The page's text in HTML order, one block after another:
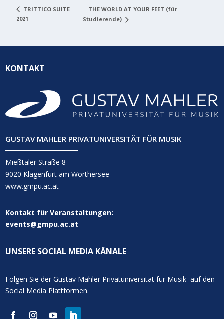
TRITTICO SUITE
2021
THE WORLD AT YOUR FEET (für
Studierende)
KONTAKT
GUSTAV MAHLER PRIVATUNIVERSITÄT FÜR MUSIK
Mießtaler Straße 8
9020 Klagenfurt am Wörthersee
www.gmpu.ac.at
Kontakt für Veranstaltungen:
events@gmpu.ac.at
UNSERE SOCIAL MEDIA KÄNALE
Folgen Sie der Gustav Mahler Privatuniversität für Musik auf den
Social Media Plattformen.